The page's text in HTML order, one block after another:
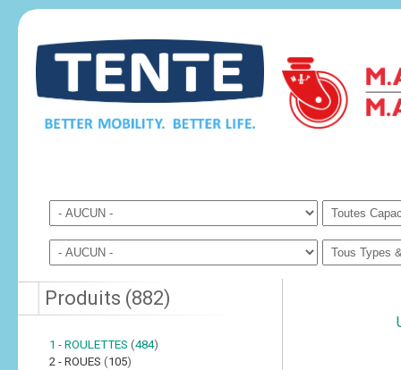
Produits (882)
1 - ROULETTES (484)
2 - ROUES (105)